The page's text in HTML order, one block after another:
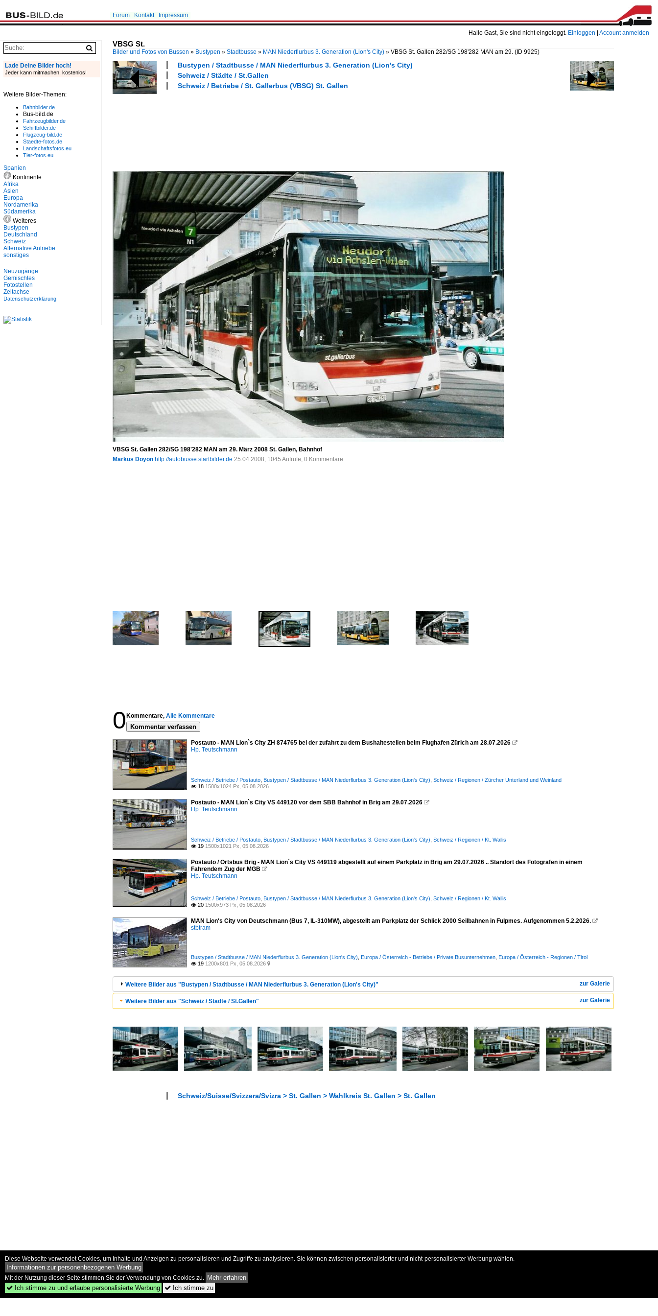
Hallo Gast, Sie sind nicht eingeloggt. Einloggen Account anmelden
Forum Kontakt Impressum
VBSG St.
Bilder und Fotos von Bussen » Bustypen » Stadtbusse » MAN Niederflurbus 3. Generation (Lion's City) » VBSG St. Gallen 282/SG 198'282 MAN am 29. (ID 9925)
Bustypen / Stadtbusse / MAN Niederflurbus 3. Generation (Lion's City)
Schweiz / Städte / St.Gallen
Schweiz / Betriebe / St. Gallerbus (VBSG) St. Gallen
VBSG St. Gallen 282/SG 198'282 MAN am 29. März 2008 St. Gallen, Bahnhof
Markus Doyon http://autobusse.startbilder.de 25.04.2008, 1045 Aufrufe, 0 Kommentare
0 Kommentare, Alle Kommentare
Kommentar verfassen
Postauto - MAN Lion`s City ZH 874765 bei der zufahrt zu dem Bushaltestellen beim Flughafen Zürich am 28.07.2026 
Hp. Teutschmann
Schweiz / Betriebe / Postauto Bustypen / Stadtbusse / MAN Niederflurbus 3. Generation (Lion's City) Schweiz / Regionen / Zürcher Unterland und Weinland
 18 1500x1024 Px, 05.08.2026
Postauto - MAN Lion`s City VS 449120 vor dem SBB Bahnhof in Brig am 29.07.2026 
Hp. Teutschmann
Schweiz / Betriebe / Postauto Bustypen / Stadtbusse / MAN Niederflurbus 3. Generation (Lion's City) Schweiz / Regionen / Kt. Wallis
 19 1500x1021 Px, 05.08.2026
Postauto / Ortsbus Brig - MAN Lion`s City VS 449119 abgestellt auf einem Parkplatz in Brig am 29.07.2026 .. Standort des Fotografen in einem
Fahrendem Zug der MGB 
Hp. Teutschmann
Schweiz / Betriebe / Postauto Bustypen / Stadtbusse / MAN Niederflurbus 3. Generation (Lion's City) Schweiz / Regionen / Kt. Wallis
 20 1500x973 Px, 05.08.2026
MAN Lion's City von Deutschmann (Bus 7, IL-310MW), abgestellt am Parkplatz der Schlick 2000 Seilbahnen in Fulpmes. Aufgenommen 5.2.2026. 
stbtram
Bustypen / Stadtbusse / MAN Niederflurbus 3. Generation (Lion's City) Europa / Österreich - Betriebe / Private Busunternehmen Europa / Österreich - Regionen / Tirol
 19 1200x801 Px, 05.08.2026 
zur Galerie
Weitere Bilder aus "Bustypen / Stadtbusse / MAN Niederflurbus 3. Generation (Lion's City)"
zur Galerie
Weitere Bilder aus "Schweiz / Städte / St.Gallen"
Schweiz/Suisse/Svizzera/Svizra > St. Gallen > Wahlkreis St. Gallen > St. Gallen
Lade Deine Bilder hoch!
Jeder kann mitmachen, kostenlos!
Weitere Bilder-Themen:
Bahnbilder.de
Bus-bild.de
Fahrzeugbilder.de
Schiffbilder.de
Flugzeug-bild.de
Staedte-fotos.de
Landschaftsfotos.eu
Tier-fotos.eu
Spanien
Kontinente
Afrika
Asien
Europa
Nordamerika
Südamerika
Weiteres
Bustypen
Deutschland
Schweiz
Alternative Antriebe
sonstiges
Neuzugänge
Gemischtes
Fotostellen
Zeitachse
Datenschutzerklärung
Diese Webseite verwendet Cookies, um Inhalte und Anzeigen zu personalisieren und Zugriffe zu analysieren. Sie können zwischen personalisierter und nicht-personalisierter Werbung wählen.
Informationen zur personenbezogenen Werbung
Mit der Nutzung dieser Seite stimmen Sie der Verwendung von Cookies zu. Mehr erfahren
 Ich stimme zu und erlaube personalisierte Werbung  Ich stimme zu